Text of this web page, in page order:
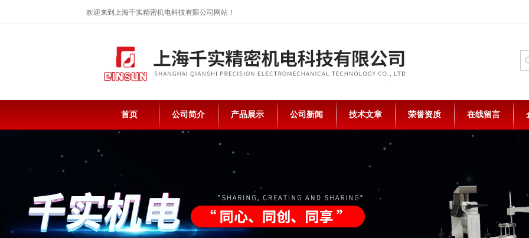
欢迎来到上海千实精密机电科技有限公司网站！
首页 公司简介 产品展示 公司新闻 技术文章 荣誉资质 在线留言